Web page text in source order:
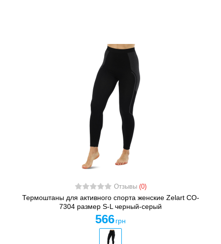
Отзывы (0)
Термоштаны для активного спорта женские Zelart CO-
7304 размер S-L черный-серый
566 грн